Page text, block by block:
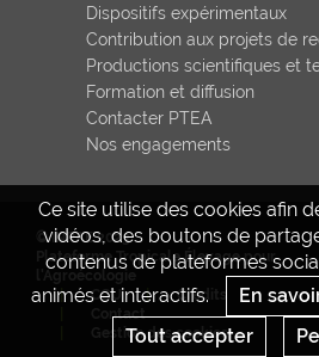
Ce site utilise des cookies afin
vidéos, des boutons de
contenus de plateformes
animés et interactifs.
En
Tout accepter
Dispositifs expérimentaux
Contribution aux projets de
Productions scientifiques et
Formation et diffusion
Contacter PTEA
Nos engagements
© INRAE 2023
Plateforme Tropicale Élevage pour
CGU
Crédits
Contact
Gestion des cookies